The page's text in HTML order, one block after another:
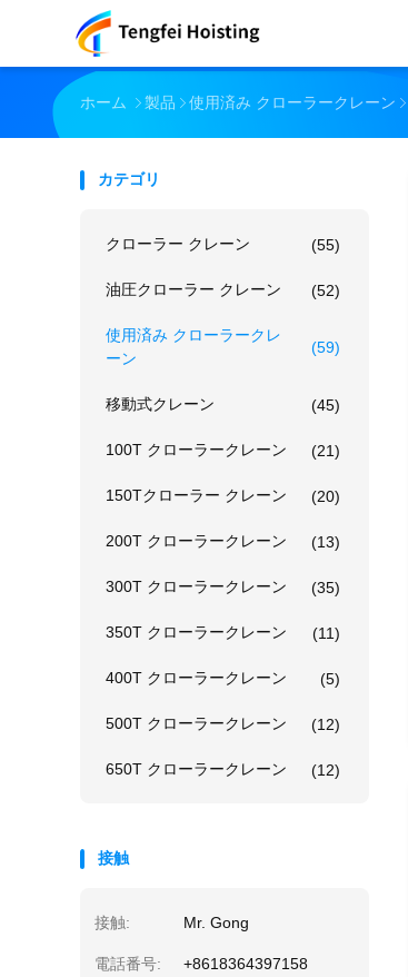
ホーム 製品 使用済み クローラークレーン
カテゴリ
クローラー クレーン (55)
油圧クローラー クレーン (52)
使用済み クローラークレ
ーン
(59)
移動式クレーン (45)
100T クローラークレーン (21)
150Tクローラー クレーン (20)
200T クローラークレーン (13)
300T クローラークレーン (35)
350T クローラークレーン (11)
400T クローラークレーン (5)
500T クローラークレーン (12)
650T クローラークレーン (12)
接触
接触: Mr. Gong
電話番号: +8618364397158